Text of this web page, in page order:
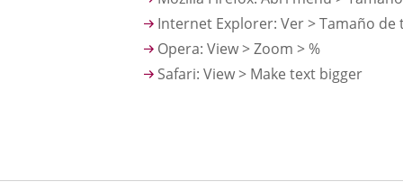
Internet Explorer: Ver > Tamaño
Opera: View > Zoom > %
Safari: View > Make text bigger